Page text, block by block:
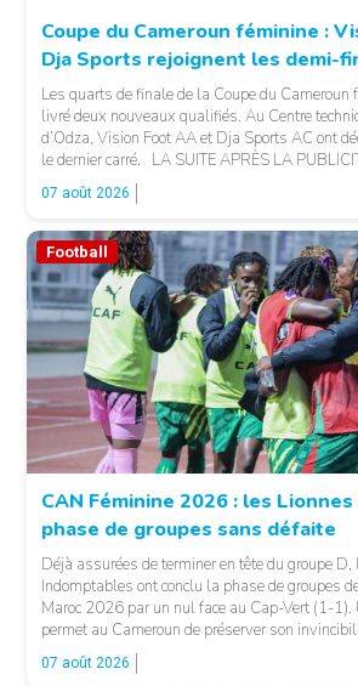
Coupe du Cameroun féminine :
Dja Sports rejoignent les demi-
Les quarts de finale de la Coupe du
livré deux nouveaux qualifiés. Au Centre
d’Odza, Vision Foot AA et Dja Sports AC ont
le dernier carré. LA SUITE APRÈS LA
FF, Vision Foot a dû patienter jusqu’à la […]
07 août 2026
Football
CAN Féminine 2026 : les
phase de groupes sans défaite
Déjà assurées de terminer en tête du groupe D,
Indomptables ont conclu la phase de groupes
Maroc 2026 par un nul face au Cap-Vert (1-1).
permet au Cameroun de préserver son
les choses sérieuses. Les Camerounaises ont
contrôle des opérations […]
07 août 2026